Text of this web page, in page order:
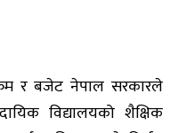
र बजेट नेपाल सरकारले
विद्यालयको शैक्षिक